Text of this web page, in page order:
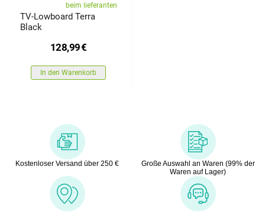
beim lieferanten
TV-Lowboard Terra
Black
128,99€
In den Warenkorb
Kostenloser Versand über 250 €
Große Auswahl an Waren (99% der
Waren auf Lager)